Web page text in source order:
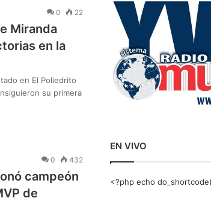
0 22
Miranda
en la
en El Poliedrito
su primera
0 432
campeón
de
EN VIVO
<?php echo